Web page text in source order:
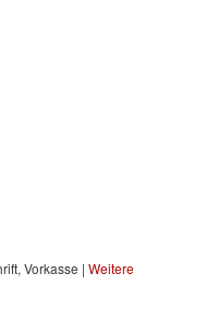
Vorkasse | Weitere